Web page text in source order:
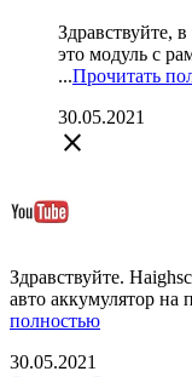
Здравствуйте,
это модуль с
...Прочитать
30.05.2021
close
Здравствуйте.
авто аккумулятор
полностью
30.05.2021